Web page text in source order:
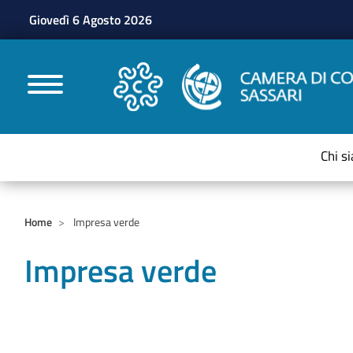
Giovedì 6 Agosto 2026
CAMERE DI
Chi
Home Impresa verde
Impresa verde